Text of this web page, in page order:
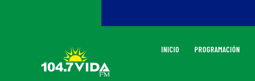
INICIO PROGRAMACIÓN